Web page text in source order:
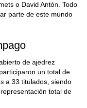
o David Antón. Todo
parte de este mundo
de ajedrez
un total de
a 33 titulados, siendo
total de